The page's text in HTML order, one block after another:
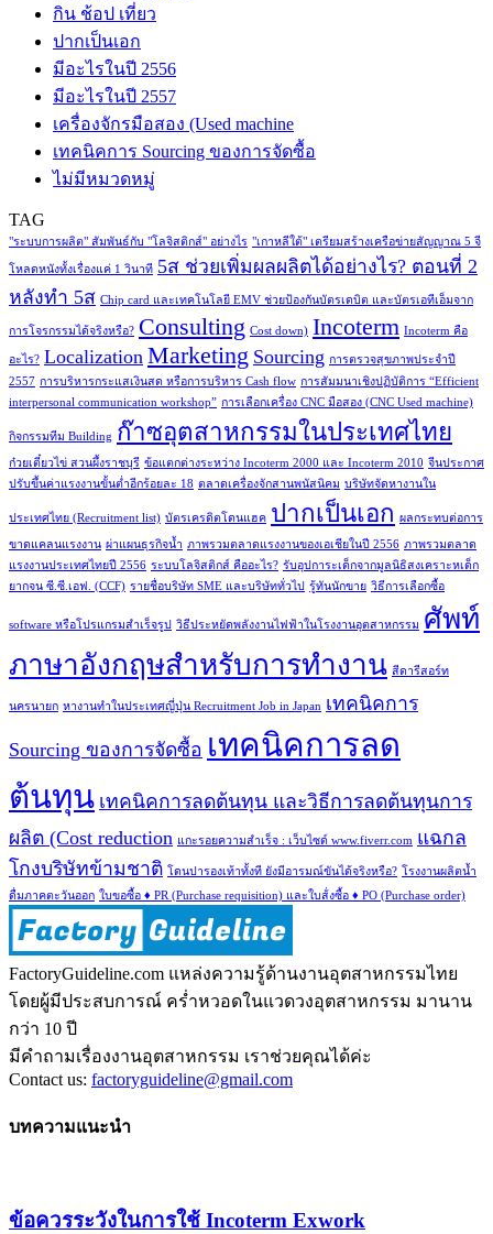
กิน ช้อป เที่ยว
ปากเป็นเอก
มีอะไรในปี 2556
มีอะไรในปี 2557
เครื่องจักรมือสอง (Used machine
เทคนิคการ Sourcing ของการจัดซื้อ
ไม่มีหมวดหมู่
TAG
"ระบบการผลิต" สัมพันธ์กับ "โลจิสติกส์" อย่างไร "เกาหลีใต้" เตรียมสร้างเครือข่ายสัญญาณ 5 จี
โหลดหนังทั้งเรื่องแค่ 1 วินาที 5ส ช่วยเพิ่มผลผลิตได้อย่างไร? ตอนที่ 2
หลังทำ 5ส Chip card และเทคโนโลยี EMV ช่วยป้องกันบัตรเดบิต และบัตรเอทีเอ็มจาก
การโจรกรรมได้จริงหรือ? Consulting Cost down) Incoterm Incoterm คือ
อะไร? Localization Marketing Sourcing การตรวจสุขภาพประจำปี
2557 การบริหารกระแสเงินสด หรือการบริหาร Cash flow การสัมมนาเชิงปฏิบัติการ “Efficient
interpersonal communication workshop” การเลือกเครื่อง CNC มือสอง (CNC Used machine)
กิจกรรมทีม Building ก๊าซอุตสาหกรรมในประเทศไทย
ก๋วยเตี๋ยวไข่ สวนผึ้งราชบุรี ข้อแตกต่างระหว่าง Incoterm 2000 และ Incoterm 2010 จีนประกาศ
ปรับขึ้นค่าแรงงานขั้นต่ำอีกร้อยละ 18 ตลาดเครื่องจักสานพนัสนิคม บริษัทจัดหางานใน
ประเทศไทย (Recruitment list) บัตรเครดิตโดนแฮค ปากเป็นเอก ผลกระทบต่อการ
ขาดแคลนแรงงาน ผ่าแผนธุรกิจน้ำ ภาพรวมตลาดแรงงานของเอเชียในปี 2556 ภาพรวมตลาด
แรงงานประเทศไทยปี 2556 ระบบโลจิสติกส์ คืออะไร? รับอุปการะเด็กจากมูลนิธิสงเคราะหเด็ก
ยากจน ซี.ซี.เอฟ. (CCF) รายชื่อบริษัท SME และบริษัททั่วไป รู้ทันนักขาย วิธีการเลือกซื้อ
software หรือโปรแกรมสำเร็จรูป วิธีประหยัดพลังงานไฟฟ้าในโรงงานอุตสาหกรรม ศัพท์
ภาษาอังกฤษสำหรับการทำงาน สีดารีสอร์ท
นครนายก หางานทำในประเทศญี่ปุ่น Recruitment Job in Japan เทคนิคการ
Sourcing ของการจัดซื้อ เทคนิคการลด
ต้นทุน เทคนิคการลดต้นทุน และวิธีการลดต้นทุนการ
ผลิต (Cost reduction แกะรอยความสำเร็จ : เว็บไซด์ www.fiverr.com แฉกล
โกงบริษัทข้ามชาติ โดนปารองเท้าทั้งที ยังมีอารมณ์ขันได้จริงหรือ? โรงงานผลิตน้ำ
ดื่มภาคตะวันออก ใบขอซื้อ ♦ PR (Purchase requisition) และใบส้่งซื้อ ♦ PO (Purchase order)
FactoryGuideline.com แหล่งความรู้ด้านงานอุตสาหกรรมไทย
โดยผู้มีประสบการณ์ คร่ำหวอดในแวดวงอุตสาหกรรม มานาน
กว่า 10 ปี
มีคำถามเรื่องงานอุตสาหกรรม เราช่วยคุณได้ค่ะ
Contact us: factoryguideline@gmail.com
บทความแนะนำ
ข้อควรระวังในการใช้ Incoterm Exwork